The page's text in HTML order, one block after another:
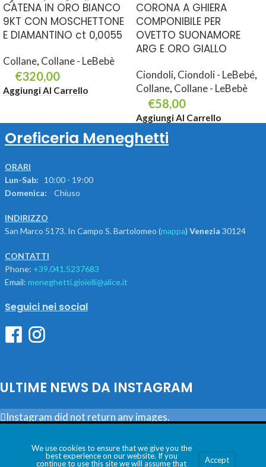
CATENA IN ORO BIANCO
9KT CON MOSCHETTONE
E DIAMANTINO ct 0,0055
Collane, Collane - LeBebè
€320,00
Aggiungi Al Carrello
CORONA A GHIERA
COMPONIBILE PER
OVETTO SUONAMORE
ARG E ORO GIALLO
Ciondoli, Ciondoli - LeBebé,
Collane, Collane - LeBebè
€58,00
Aggiungi Al Carrello
Oreficeria Meneghetti
ORARI
Lun-Sab: 10:00 - 19:00
Domenica:
Chiuso
INDIRIZZO
San Marco 5173. In Campo S. Bartolomeo (mappa) Venezia 30124
CONTATTI
Phone: +39.041.5237683
Email: meneghetti.gioielli@alice.it
Seguici nei social
ULTIME NEWS DA INSTAGRAM
Instagram did not return any images.
MENEGHETTI SAS DI VALENTINA LOMBARDI & C. – P.Iva:
migliore esperienza sul nostro sito. Se continui ad utilizzare
questo sito noi assumiamo che tu ne sia felice.
We use cookies to ensure that we give you the
best experience on our website. If you
continue to use this site we will assume that
Accept